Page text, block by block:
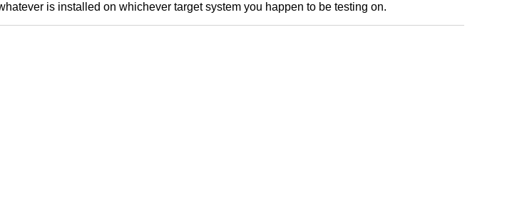
is installed on whichever target system you happen to be testing on.